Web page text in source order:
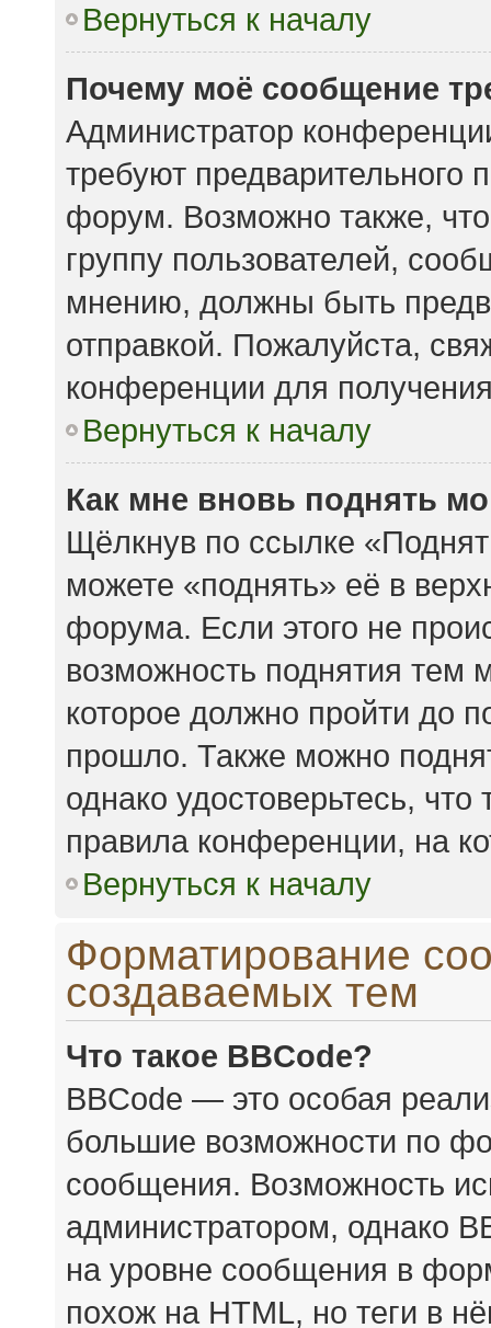
Вернуться к началу
Почему моё сообщение
Администратор
требуют предварительного
форум. Возможно также,
группу пользователей,
мнению, должны быть
отправкой. Пожалуйста,
конференции для
Вернуться к началу
Как мне вновь поднять
Щёлкнув по ссылке
можете «поднять» её в
форума. Если этого не
возможность поднятия тем
которое должно пройти до
прошло. Также можно
однако удостоверьтесь,
правила конференции, на
Вернуться к началу
Форматирование
создаваемых тем
Что такое BBCode?
BBCode — это особая
большие возможности по
сообщения. Возможность
администратором, однако
на уровне сообщения в
похож на HTML, но теги в